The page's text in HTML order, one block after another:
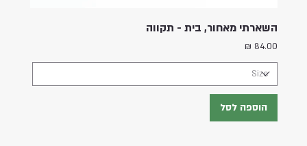
השארתי מאחור, בית - תקווה
מחיר
הוספה לסל